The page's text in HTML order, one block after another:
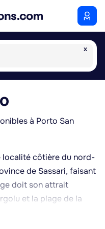
x
à Porto San
localité côtière du nord-
de Sassari, faisant
doit son attrait
et la plage de la
et bordée de